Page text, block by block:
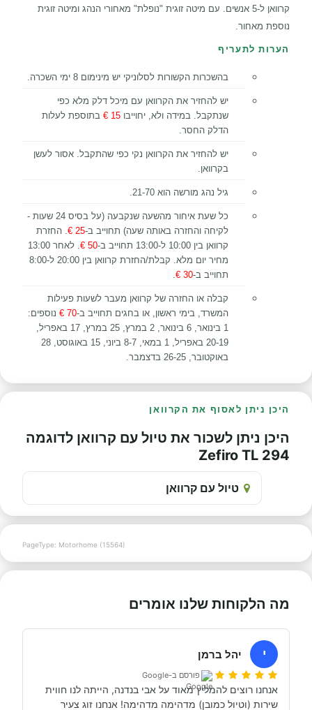
קרוואן ל-5 אנשים. עם מיטה זוגית "נופלת" מאחורי הנהג ומיטה זוגית
נוספת מאחור.
הערות לתעריף
בהשכרות הקשורות לסלוניקי יש מינימום 8 ימי השכרה.
יש להחזיר את הקרוואן עם מיכל דלק מלא כפי
שנתקבל. במידה ולא, יחוייבו 15 €
בתוספת לעלות
הדלק החסר.
יש להחזיר את הקרוואן נקי כפי שהתקבל. אסור לעשן
בקרוואן.
גיל נהג מורשה הוא 21-70.
כל שעת איחור מהשעה שנקבעה (על בסיס 24 שעות -
לקיחה והחזרה באותה שעה) תחוייב ב-25 €
. החזרת
קרוואן בין 10:00 ל-13:00 תחוייב ב-
50 €
. לאחר 13:00
מחיר יום מלא. קבלת/החזרת קרוואן בין 20:00 ל-8:00
תחוייב ב-30 €
.
קבלה או החזרה של קרוואן מעבר לשעות פעילות
המשרד, בימי ראשון, או בחגים תחוייב ב-70 €
נוספים:
1 בינואר, 6 בינואר, 2 במרץ, 25 במרץ, 17 באפריל,
20-19 באפריל, 1 במאי, 8-7 ביוני, 15 באוגוסט, 28
באוקטובר, 26-25 בדצמבר.
היכן ניתן לאסוף את הקרוואן
היכן ניתן לשכור את טיול עם קרוואן לדוגמה
Zefiro TL 294
טיול עם קרוואן
PageType: Motorhome (15564)
מה הלקוחות שלנו אומרים
י יהל ברמן
פורסם ב-Google